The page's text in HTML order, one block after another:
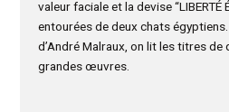
valeur faciale et la devise “LIBERTÉ
entourées de deux chats
d’André Malraux, on lit les titres de
grandes œuvres.